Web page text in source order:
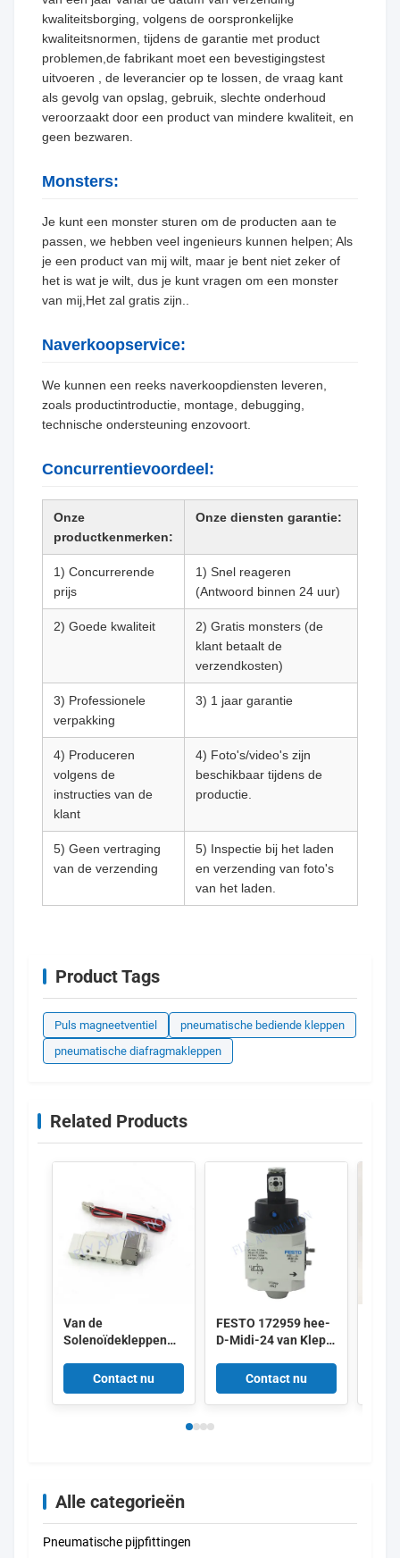
kwaliteitsborging, volgens de oorspronkelijke
kwaliteitsnormen, tijdens de garantie met product
problemen,de fabrikant moet een bevestigingstest
uitvoeren , de leverancier op te lossen, de vraag kant
als gevolg van opslag, gebruik, slechte onderhoud
veroorzaakt door een product van mindere kwaliteit, en
geen bezwaren.
Monsters:
Je kunt een monster sturen om de producten aan te
passen, we hebben veel ingenieurs kunnen helpen; Als
je een product van mij wilt, maar je bent niet zeker of
het is wat je wilt, dus je kunt vragen om een monster
van mij,Het zal gratis zijn..
Naverkoopservice:
We kunnen een reeks naverkoopdiensten leveren,
zoals productintroductie, montage, debugging,
technische ondersteuning enzovoort.
Concurrentievoordeel:
Onze
productkenmerken:
Onze diensten garantie:
1) Concurrerende
prijs
1) Snel reageren
(Antwoord binnen 24 uur)
2) Goede kwaliteit
2) Gratis monsters (de
klant betaalt de
verzendkosten)
3) Professionele
verpakking
3) 1 jaar garantie
4) Produceren
volgens de
instructies van de
klant
4) Foto's/video's zijn
beschikbaar tijdens de
productie.
5) Geen vertraging
van de verzending
5) Inspectie bij het laden
en verzending van foto's
van het laden.
Product Tags
Puls magneetventiel
pneumatische bediende kleppen
pneumatische diafragmakleppen
Related Products
Van de
Solenoïdekleppen
SY3120-5LZD-M5
Pneumatische Lage
de Machts0.35w 5/2
Contact nu
FESTO 172959 hee-
D-Midi-24 van Klep
Contact nu
Alle categorieën
Pneumatische pijpfittingen